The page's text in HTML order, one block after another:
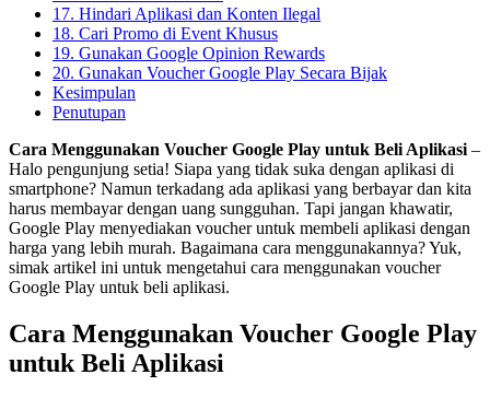
17. Hindari Aplikasi dan Konten Ilegal
18. Cari Promo di Event Khusus
19. Gunakan Google Opinion Rewards
20. Gunakan Voucher Google Play Secara Bijak
Kesimpulan
Penutupan
Cara Menggunakan Voucher Google Play untuk Beli Aplikasi –
Halo pengunjung setia! Siapa yang tidak suka dengan aplikasi di
smartphone? Namun terkadang ada aplikasi yang berbayar dan kita
harus membayar dengan uang sungguhan. Tapi jangan khawatir,
Google Play menyediakan voucher untuk membeli aplikasi dengan
harga yang lebih murah. Bagaimana cara menggunakannya? Yuk,
simak artikel ini untuk mengetahui cara menggunakan voucher
Google Play untuk beli aplikasi.
Cara Menggunakan Voucher Google Play
untuk Beli Aplikasi